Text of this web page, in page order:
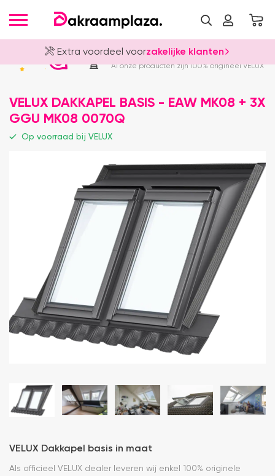
Extra voordeel voorzakelijke klanten
Officieel VELUX Dealer
Al onze producten zijn 100% origineel VELUX
VELUX DAKKAPEL BASIS - EAW MK08 + 3X
GGU MK08 0070Q
Op voorraad bij VELUX
VELUX Dakkapel basis in maat
Als officieel VELUX dealer leveren wij enkel 100% originele